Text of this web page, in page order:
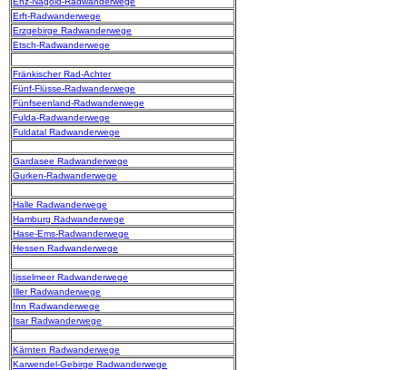
Erft-Radwanderwege
Erzgebirge Radwanderwege
Etsch-Radwanderwege
Fränkischer Rad-Achter
Fünf-Flüsse-Radwanderwege
Fünfseenland-Radwanderwege
Fulda-Radwanderwege
Fuldatal Radwanderwege
Gardasee Radwanderwege
Gurken-Radwanderwege
Halle Radwanderwege
Hamburg Radwanderwege
Hase-Ems-Radwanderwege
Hessen Radwanderwege
Ijsselmeer Radwanderwege
Iller Radwanderwege
Inn Radwanderwege
Isar Radwanderwege
Kärnten Radwanderwege
Karwendel-Gebirge Radwanderwege